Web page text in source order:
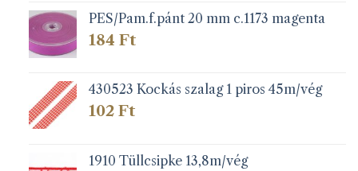
PES/Pam.f.pánt 20 mm c.1173 magenta
184 Ft
430523 Kockás szalag 1 piros 45m/vég
102 Ft
1910 Tüllcsipke 13,8m/vég